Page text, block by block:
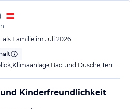
Eleganz und den Zauber der Natur zu
Rückzugsort – ideal für romantische
Familienurlaube auf den Malediven.
und Suiten erwartet Sie –
Gärten und dem türkisfarbenen
zuviele…
)
als Familie im Juli 2026
Kinderfreundlichkeit